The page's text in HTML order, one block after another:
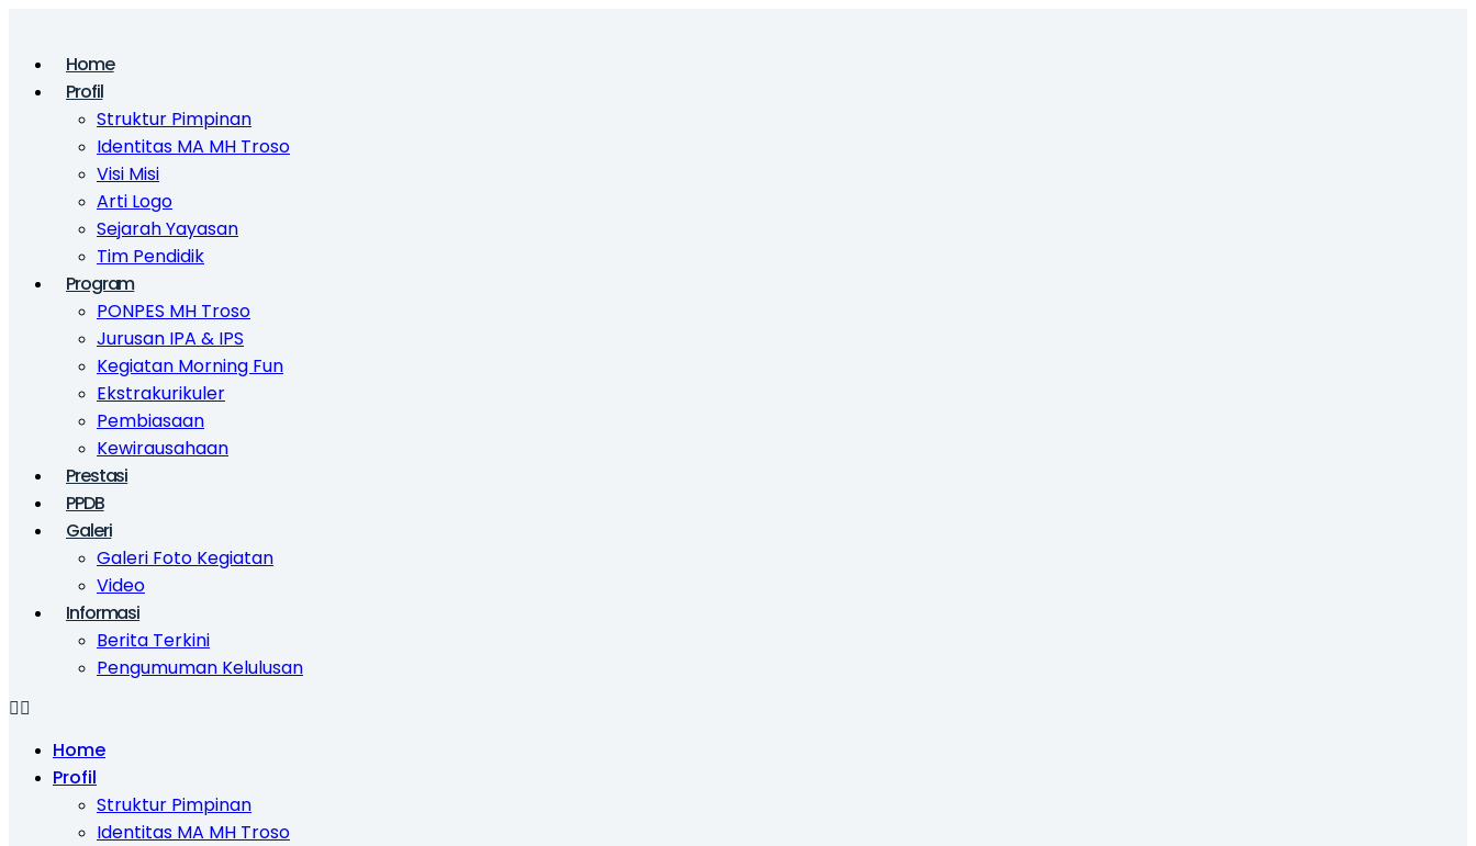
Home
Profil
Struktur Pimpinan
Identitas MA MH Troso
Visi Misi
Arti Logo
Sejarah Yayasan
Tim Pendidik
Program
PONPES MH Troso
Jurusan IPA & IPS
Kegiatan Morning Fun
Ekstrakurikuler
Pembiasaan
Kewirausahaan
Prestasi
PPDB
Galeri
Galeri Foto Kegiatan
Video
Informasi
Berita Terkini
Pengumuman Kelulusan
Home
Profil
Struktur Pimpinan
Identitas MA MH Troso